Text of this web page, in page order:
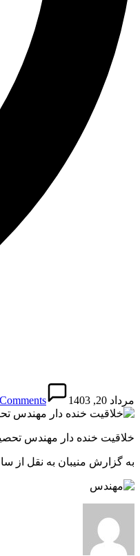
مرداد 20, 1403
خلاقیت خنده دار مهندس
به گزارش منیبان به نقل از